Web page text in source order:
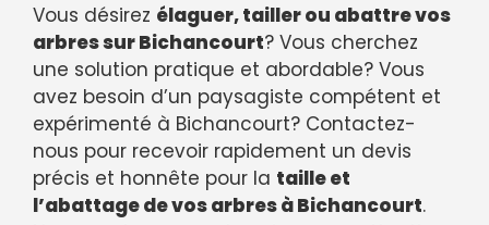
Vous désirez élaguer, tailler ou abattre vos
arbres sur Bichancourt? Vous cherchez
une solution pratique et abordable? Vous
avez besoin d’un paysagiste compétent et
expérimenté à Bichancourt? Contactez-
nous pour recevoir rapidement un devis
précis et honnête pour la taille et
l’abattage de vos arbres à Bichancourt.